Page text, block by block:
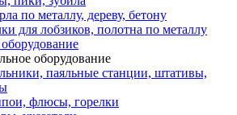
по металлу, дереву, бетону
для лобзиков, полотна по металлу
оборудование
паяльные станции, штативы,
флюсы, горелки